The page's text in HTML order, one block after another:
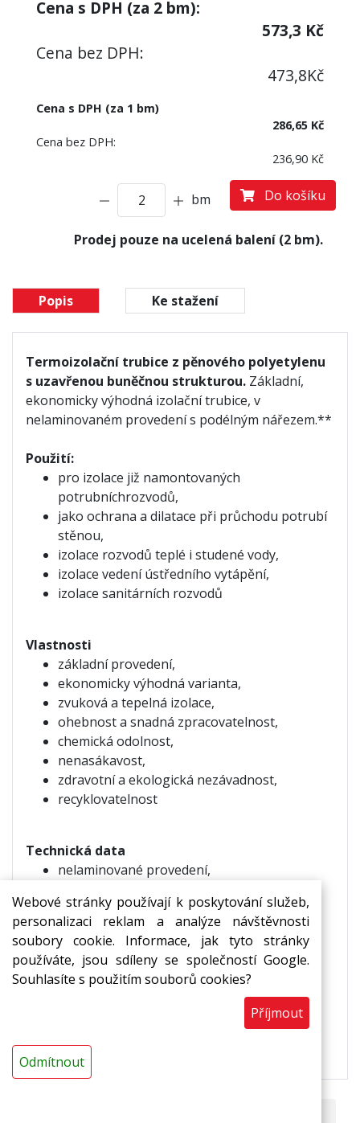
Webové stránky používají k poskytování služeb,
personalizaci reklam a analýze návštěvnosti
soubory cookie. Informace, jak tyto stránky
používáte, jsou sdíleny se společností Google.
Souhlasíte s použitím souborů cookies?
Příjmout
Odmítnout
Cena s DPH (za 2 bm):
573,3 Kč
Cena bez DPH:
473,8Kč
Cena s DPH (za 1 bm)
286,65 Kč
Cena bez DPH:
236,90 Kč
bm Do košíku
Prodej pouze na ucelená balení (2 bm).
Popis Ke stažení
Termoizolační trubice z pěnového polyetylenu
s uzavřenou buněčnou strukturou. Základní,
ekonomicky výhodná izolační trubice, v
nelaminovaném provedení s podélným nářezem.**
Použití:
pro izolace již namontovaných
potrubníchrozvodů,
jako ochrana a dilatace při průchodu potrubí
stěnou,
izolace rozvodů teplé i studené vody,
izolace vedení ústředního vytápění,
izolace sanitárních rozvodů
Vlastnosti
základní provedení,
ekonomicky výhodná varianta,
zvuková a tepelná izolace,
ohebnost a snadná zpracovatelnost,
chemická odolnost,
nenasákavost,
zdravotní a ekologická nezávadnost,
recyklovatelnost
Technická data
nelaminované provedení,
délka: 2 m,
barva: šedočerná,
tepelná odolnost -65 °C až +90 °C,
pro trvalé tepelné zatížení
Platba předem na zálohovou fakturu. U
právo navýšit cenu dopravného.